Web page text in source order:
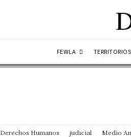
FEWLA TERRITORIOS
Derechos Humanos judicial Medio